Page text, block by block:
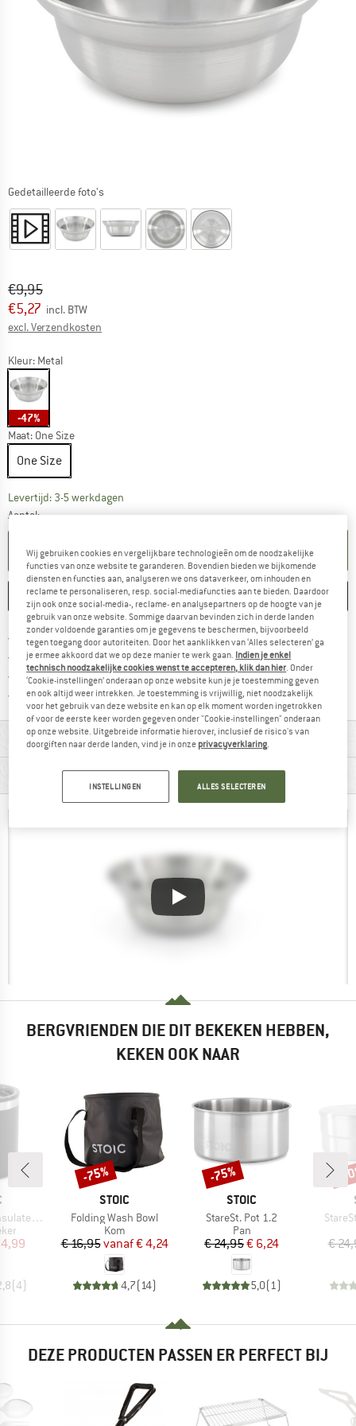
Gedetailleerde foto's
Oorspronkelijke prijs :
€9,95
Prijs:
€5,27 incl. BTW
excl. Verzendkosten
Kleur: Metal
-47%
Maat: One Size
One Size
Levertijd: 3-5 werkdagen
Aantal:
IN DE WINKELMAND
ONTHOUDEN VERGELIJKEN
Gratis verzending vanaf € 69 (NL)Vind hier de
100 dagen bedenktijdVind de betalingsinformatie hier!
> 4.000.000 tevreden klanten
Alle artikelen in voorraad
MATERIAALGEGEVENS & KENMERKEN
PRODUCTBESCHRIJVING
BERGVRIENDEN DIE DIT BEKEKEN HEBBEN,
KEKEN OOK NAAR
Mug
prijs
(4)
MERK
STOIC
Artikel
Folding Wash Bowl
Productgroep
Kom
Prijs
€ 16,95 Verlaagde prijs
vanaf€ 4,24
4,7( 14)
Korting
-75%
MERK
STOIC
Artikel
StareSt. Pot 1.2
Productgroep
Pan
Prijs
€ 24,95Verlaagde prijs
€ 6,24
5,0( 1)
Korting
-75%
Artikel
€
-
DEZE PRODUCTEN PASSEN ER PERFECT BIJ
Wij gebruiken cookies en vergelijkbare technologieën om de noodzakelijke
functies van onze website te garanderen. Bovendien bieden we bijkomende
diensten en functies aan, analyseren we ons dataverkeer, om inhouden en
reclame te personaliseren, resp. social-mediafuncties aan te bieden. Daardoor
zijn ook onze social-media-, reclame- en analysepartners op de hoogte van je
gebruik van onze website. Sommige daarvan bevinden zich in derde landen
zonder voldoende garanties om je gegevens te beschermen, bijvoorbeeld
tegen toegang door autoriteiten. Door het aanklikken van ‘Alles selecteren’ ga
je ermee akkoord dat we op deze manier te werk gaan. Indien je enkel
technisch noodzakelijke cookies wenst te accepteren, klik dan hier . Onder
‘Cookie-instellingen’ onderaan op onze website kun je je toestemming geven
en ook altijd weer intrekken. Je toestemming is vrijwillig, niet noodzakelijk
voor het gebruik van deze website en kan op elk moment worden ingetrokken
of voor de eerste keer worden gegeven onder "Cookie-instellingen" onderaan
op onze website. Uitgebreide informatie hierover, inclusief de risico's van
doorgiften naar derde landen, vind je in onze privacyverklaring
INSTELLINGEN ALLES SELECTEREN